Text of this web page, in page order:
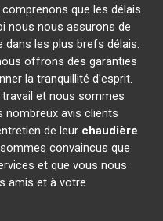
que les délais
nous nous assurons de
dans les plus brefs délais.
offrons des garanties
la tranquillité d'esprit.
et nous sommes
nombreux avis clients
de leur chaudière
convaincus que
et que vous nous
amis et à votre